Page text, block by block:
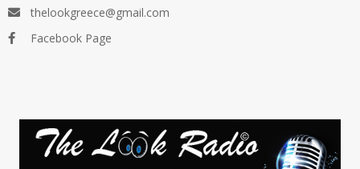
thelookgreece@gmail.com
Facebook Page